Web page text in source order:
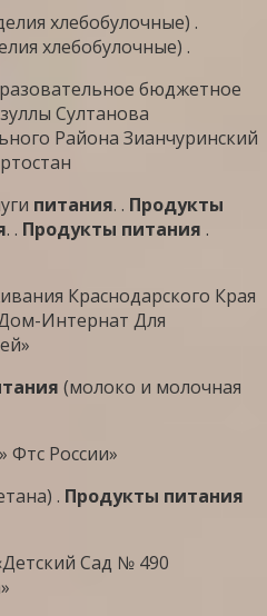
хлебобулочные) .
хлебобулочные) .
бюджетное
Султанова
Района Зианчуринский
питания. . Продукты
. . Продукты питания .
Краснодарского Края
Интернат Для
(молоко и молочная
Фтс России»
. Продукты питания
Сад № 490